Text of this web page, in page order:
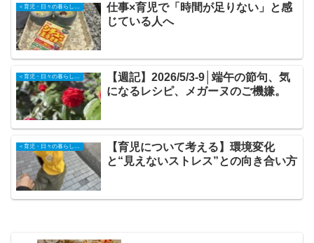
仕事×育児で「時間が足りない」と感
じている人へ
＜育児・日々の暮らしの記録＞
【週記】2026/5/3-9│端午の節句、気
になるレシピ、メガーヌのご機嫌。
＜育児・日々の暮らしの記録＞
【育児について考える】環境変化
と“見えないストレス”との向き合い方